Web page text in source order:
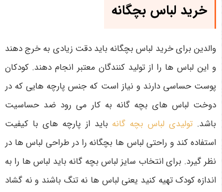
خرید لباس بچگانه
والدین برای خرید لباس بچگانه باید دقت زیادی به خرج دهند
و این لباس‌ ها را از تولید کنندگان معتبر انجام دهند. کودکان
پوست حساسی دارند و نیاز است که جنس پارچه‌ هایی که در
دوخت لباس ‌های بچه ‌گانه به کار می‌ رود ضد حساسیت
باشد. تولیدی لباس بچه گانه باید از پارچه های با کیفیت
استفاده کند و راحتی لباس ها بچگانه را در طراحی لباس ها در
نظر گیرد. برای انتخاب سایز لباس بچه گانه باید لباس‌ ها را به
اندازه کودک تهیه کنید یعنی لباس ‌ها نه تنگ باشند و نه گشاد